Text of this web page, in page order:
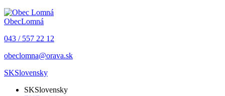
ObecLomná
043 / 557 22 12
obeclomna@orava.sk
SKSlovensky
SKSlovensky